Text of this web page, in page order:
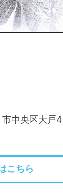
央区大戸
こちら